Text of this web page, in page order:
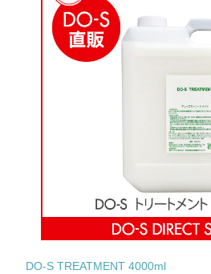
DO-S TREATMENT 4000ml